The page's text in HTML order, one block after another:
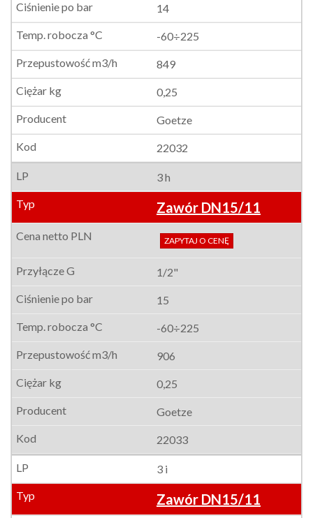
14
-60÷225
849
0,25
Goetze
22032
3 h
Zawór DN15/11
ZAPYTAJ O CENĘ
1/2"
15
-60÷225
906
0,25
Goetze
22033
3 i
Zawór DN15/11